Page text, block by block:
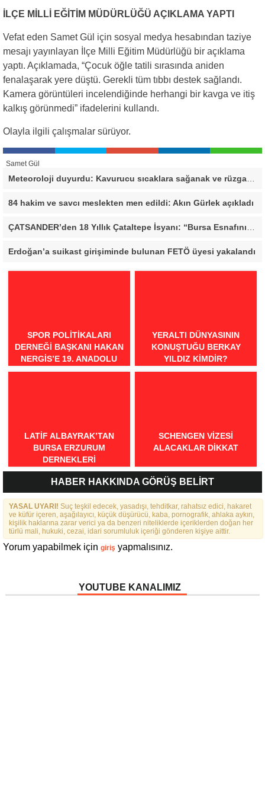
İLÇE MİLLİ EĞİTİM MÜDÜRLÜĞÜ AÇIKLAMA YAPTI
Vefat eden Samet Gül için sosyal medya hesabından taziye
mesajı yayınlayan İlçe Milli Eğitim Müdürlüğü bir açıklama
yaptı. Açıklamada, “Çocuk öğle tatili sırasında aniden
fenalaşarak yere düştü. Gerekli tüm tıbbı destek sağlandı.
Kamera görüntüleri incelendiğinde herhangi bir kavga ve itiş
kalkış görünmedi” ifadelerini kullandı.
Olayla ilgili çalışmalar sürüyor.
Samet Gül
Meteoroloji duyurdu: Kavurucu sıcaklara sağanak ve rüzgar arası
84 hakim ve savcı meslekten men edildi: Akın Gürlek açıkladı
Erdoğan’a suikast girişiminde bulunan FETÖ üyesi yakalandı
SPOR POLITIKALARI
DERNEĞI BAŞKANI HAKAN
NERGIS’E 19. ANADOLU
SPOR ÖDÜLLERI’NDE
YERALTI DÜNYASININ
KONUŞTUĞU BERKAY
YILDIZ KIMDIR?
LATIF ALBAYRAK’TAN
BURSA ERZURUM
DERNEKLERI
FEDERASYONU İÇIN 25
MADDELIK BÜYÜK VIZYON:
“DAHA GÜÇLÜ, DAHA ETKIN,
DAHA KAPSAYICI BIR
FEDERASYON İÇIN YOLA
ÇIKTIK”
SCHENGEN VİZESİ
ALACAKLAR DİKKAT
HABER HAKKINDA GÖRÜŞ BELİRT
YASAL UYARI! Suç teşkil edecek, yasadışı, tehditkar, rahatsız edici, hakaret
ve küfür içeren, aşağılayıcı, küçük düşürücü, kaba, pornografik, ahlaka aykırı,
kişilik haklarına zarar verici ya da benzeri niteliklerde içeriklerden doğan her
türlü mali, hukuki, cezai, idari sorumluluk içeriği gönderen kişiye aittir.
Yorum yapabilmek için giriş yapmalısınız.
YOUTUBE KANALIMIZ